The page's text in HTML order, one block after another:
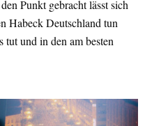
Punkt gebracht lässt sich
Habeck Deutschland tun
tut und in den am besten